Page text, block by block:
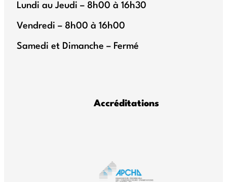
Lundi au Jeudi – 8h00 à 16h30
Vendredi – 8h00 à 16h00
Samedi et Dimanche – Fermé
Accréditations